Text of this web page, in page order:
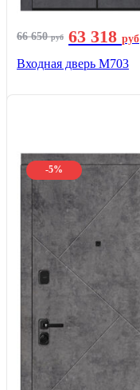
66 650руб 63 318 руб
Входная дверь М703
-5%